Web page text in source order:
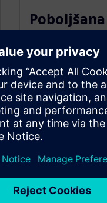
Poboljšajte
osigurajte
OpsSuite pruža
vremenu za rano
provođenje
poboljšanja